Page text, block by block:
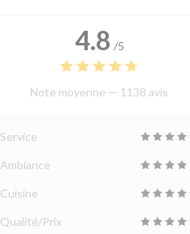
4.8 /5
Note moyenne — 1138 avis
Service
Ambiance
Cuisine
Qualité/Prix